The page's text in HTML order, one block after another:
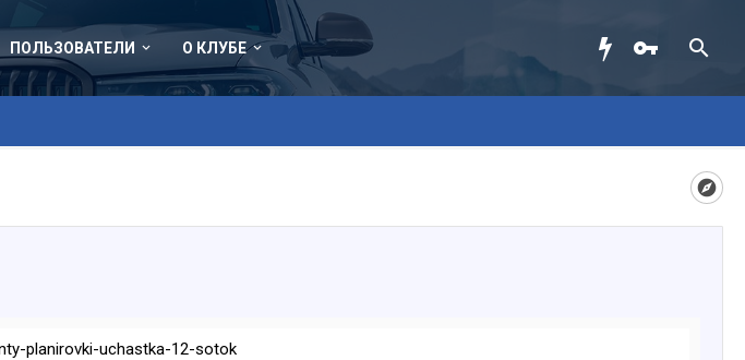
ПОЛЬЗОВАТЕЛИ О КЛУБЕ
planirovki-uchastka-12-sotok